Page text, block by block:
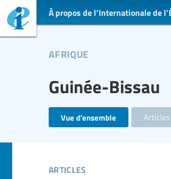
À propos de l’Internationale de
Guinée-Bissau
afrique
Vue d’ensemble Articles
articles